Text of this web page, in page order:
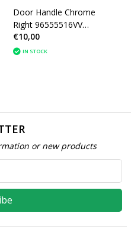
Door Handle Chrome
Right 96555516VV
Peugeot 2008
€10,00
IN STOCK
or new products